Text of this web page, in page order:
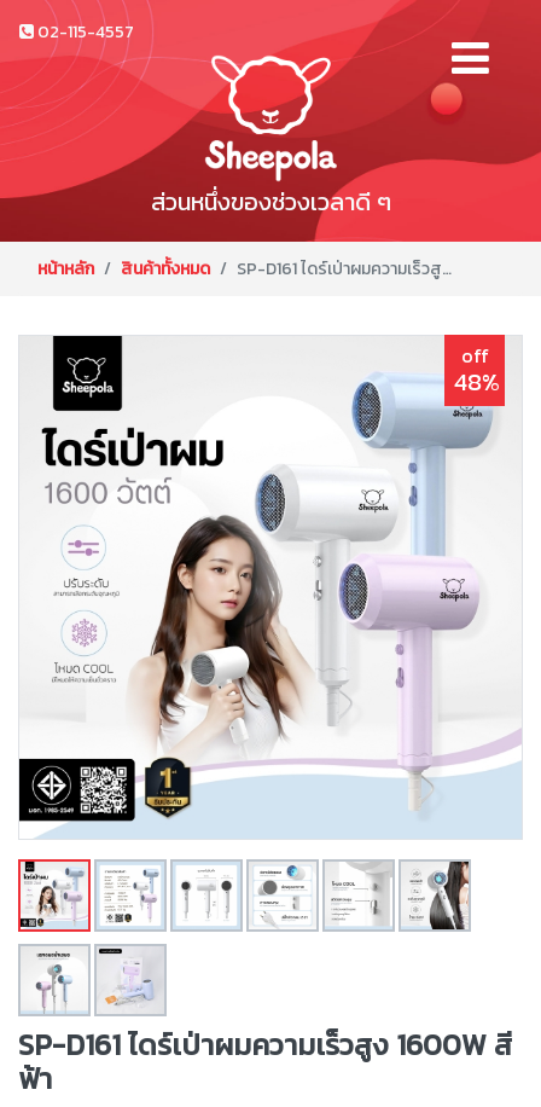
02-115-4557
ส่วนหนึ่งของช่วงเวลาดี ๆ
หน้าหลัก สินค้าทั้งหมด SP-D161 ไดร์เป่าผมความเร็วสูง 1600W สีฟ้า
off
48%
SP-D161 ไดร์เป่าผมความเร็วสูง 1600W สี
ฟ้า